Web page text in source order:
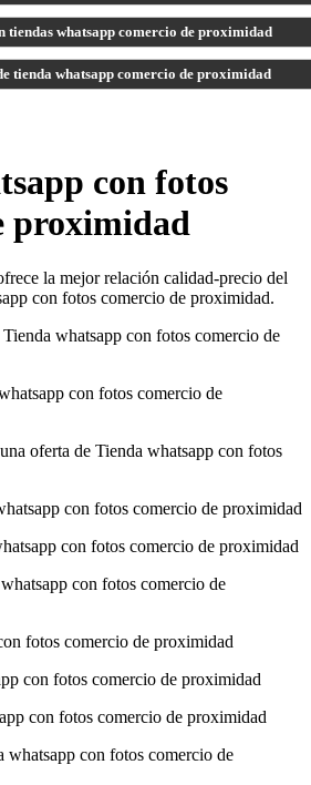
tiendas whatsapp comercio de proximidad
tienda whatsapp comercio de proximidad
con fotos
proximidad
la mejor relación calidad-precio del
con fotos comercio de proximidad.
whatsapp con fotos comercio de
con fotos comercio de
oferta de Tienda whatsapp con fotos
con fotos comercio de proximidad
con fotos comercio de proximidad
con fotos comercio de
fotos comercio de proximidad
con fotos comercio de proximidad
con fotos comercio de proximidad
whatsapp con fotos comercio de